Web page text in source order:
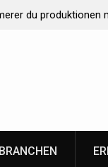
Rustiklys –